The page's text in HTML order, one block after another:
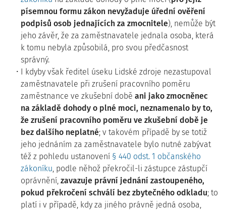
písemnou formu zákon nevyžaduje úřední ověření
podpisů osob jednajících za zmocnitele), nemůže být
jeho závěr, že za zaměstnavatele jednala osoba, která
k tomu nebyla způsobilá, pro svou předčasnost
správný.
I kdyby však ředitel úseku Lidské zdroje nezastupoval
zaměstnavatele při zrušení pracovního poměru
zaměstnance ve zkušební době ani jako zmocněnec
na základě dohody o plné moci, neznamenalo by to,
že zrušení pracovního poměru ve zkušební době je
bez dalšího neplatné; v takovém případě by se totiž
jeho jednáním za zaměstnavatele bylo nutné zabývat
též z pohledu ustanovení § 440 odst. 1 občanského
zákoníku, podle něhož překročil-li zástupce zástupčí
oprávnění, zavazuje právní jednání zastoupeného,
pokud překročení schválí bez zbytečného odkladu; to
platí i v případě, kdy za jiného právně jedná osoba,